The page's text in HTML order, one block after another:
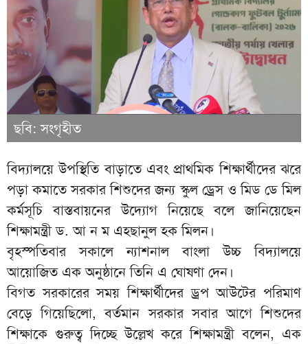
ছবি: সংগৃহীত
বিদ্যালয়ে উপস্থিতি বাড়াতে এবং প্রাথমিক শিক্ষার্থীদের ঝরে
পড়া কমাতে সরকার শিশুদের জন্য স্কুল ড্রেস ও মিড ডে মিল
কর্মসূচি বাস্তবায়নের উদ্যোগ নিয়েছে বলে জানিয়েছেন
শিক্ষামন্ত্রী ড. আ ন ম এহছানুল হক মিলন।
বৃহস্পতিবার সকালে ন্যাশনাল বাংলা উচ্চ বিদ্যালয়ে
আয়োজিত এক অনুষ্ঠানে তিনি এ ঘোষণা দেন।
বিগত সরকারের সময় শিক্ষার্থীদের ড্রপ আউটের পরিমাণ
বেড়ে গিয়েছিলো, বর্তমান সরকার সবার আগে শিশুদের
শিক্ষাকে গুরুত্ব দিচ্ছে উল্লেখ করে শিক্ষামন্ত্রী বলেন, এক